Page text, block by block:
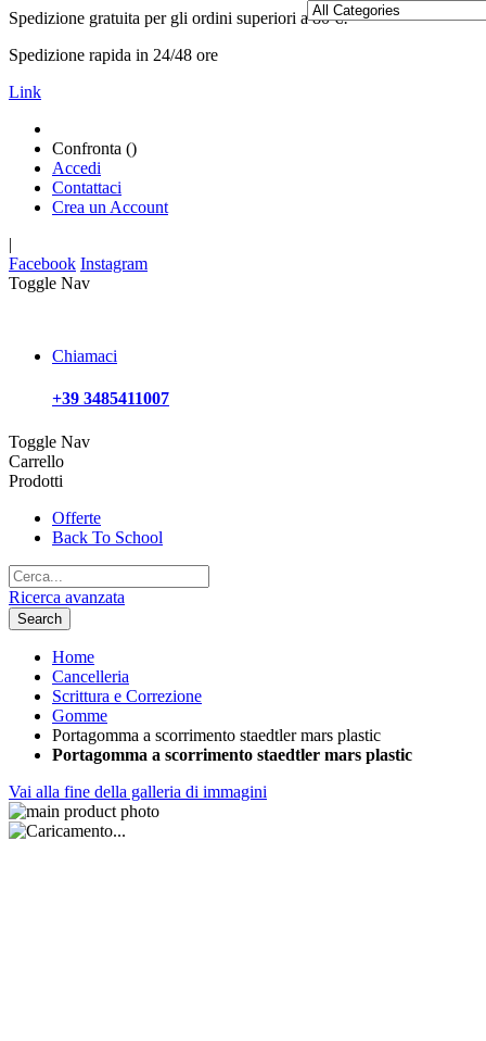
Spedizione gratuita per gli ordini superiori a 80 €!
Spedizione rapida in 24/48 ore
Link
Confronta ()
Accedi
Contattaci
Crea un Account
|
Facebook Instagram
Toggle Nav
Chiamaci
+39 3485411007
Toggle Nav
Carrello
Prodotti
Offerte
Back To School
Ricerca avanzata
Search
Home
Cancelleria
Scrittura e Correzione
Gomme
Portagomma a scorrimento staedtler mars plastic
Portagomma a scorrimento staedtler mars plastic
Vai alla fine della galleria di immagini